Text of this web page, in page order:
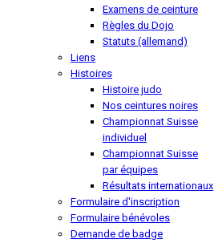
Examens de ceinture
Règles du Dojo
Statuts (allemand)
Liens
Histoires
Histoire judo
Nos ceintures noires
Championnat Suisse
individuel
Championnat Suisse
par équipes
Résultats internationaux
Formulaire d'inscription
Formulaire bénévoles
Demande de badge